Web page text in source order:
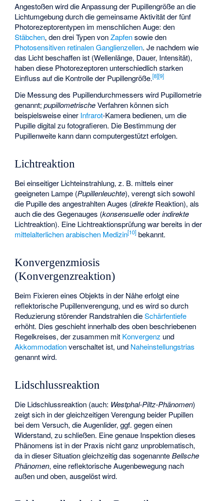
Angestoßen wird die Anpassung der Pupillengröße an die
Lichtumgebung durch die gemeinsame Aktivität der fünf
Photorezeptorentypen im menschlichen Auge: den
Stäbchen, den drei Typen vonZapfensowie den
Photosensitiven retinalen Ganglienzellen. Je nachdem wie
das Licht beschaffen ist (Wellenlänge, Dauer, Intensität),
haben diese Photorezeptoren unterschiedlich starken
Einfluss auf die Kontrolle der Pupillengröße.[8][9]
Die Messung des Pupillendurchmessers wird Pupillometrie
genannt;pupillometrischeVerfahren können sich
beispielsweise einer Infrarot-Kamera bedienen, um die
Pupille digital zu fotografieren. Die Bestimmung der
Pupillenweite kann dann computergestützt erfolgen.
Lichtreaktion
Bei einseitiger Lichteinstrahlung, z. B. mittels einer
geeigneten Lampe (Pupillenleuchte), verengt sich sowohl
die Pupille des angestrahlten Auges (direkte Reaktion), als
auch die des Gegenauges (konsensuelleoderindirekte
Lichtreaktion). Eine Lichtreaktionsprüfung war bereits in der
mittelalterlichen arabischen Medizin[10] bekannt.
Konvergenzmiosis
(Konvergenzreaktion)
Beim Fixieren eines Objekts in der Nähe erfolgt eine
reflektorische Pupillenverengung, und es wird so durch
Reduzierung störender Randstrahlen dieSchärfentiefe
erhöht. Dies geschieht innerhalb des oben beschriebenen
Regelkreises, der zusammen mit Konvergenz und
Akkommodationverschaltet ist, und Naheinstellungstrias
genannt wird.
Lidschlussreaktion
Die Lidschlussreaktion (auch: Westphal-Piltz-Phänomen)
zeigt sich in der gleichzeitigen Verengung beider Pupillen
bei dem Versuch, die Augenlider, ggf. gegen einen
Widerstand, zu schließen. Eine genaue Inspektion dieses
Phänomens ist in der Praxis nicht ganz unproblematisch,
da in dieser Situation gleichzeitig das sogenannteBellsche
Phänomen, eine reflektorische Augenbewegung nach
außen und oben, ausgelöst wird.